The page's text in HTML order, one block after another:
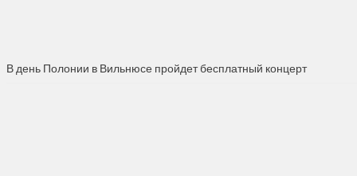
В день Полонии в Вильнюсе пройдет бесплатный концерт